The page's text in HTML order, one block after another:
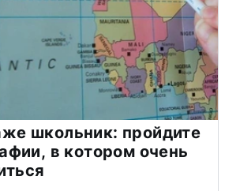
школьник: пройдите
в котором очень